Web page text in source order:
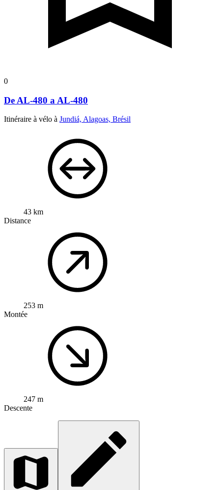
0
De AL-480 a AL-480
Itinéraire à vélo à Jundiá, Alagoas, Brésil
43 km
Distance
253 m
Montée
247 m
Descente